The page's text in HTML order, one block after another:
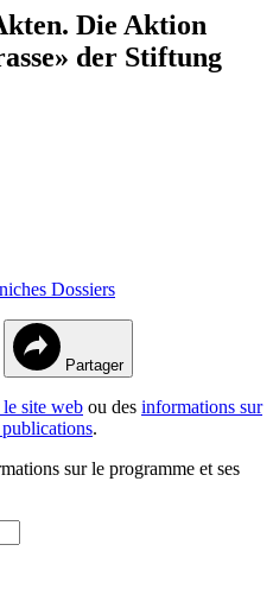
Die Aktion
der Stiftung
Dossiers
Partager
site web ou des informations sur
publications.
sur le programme et ses